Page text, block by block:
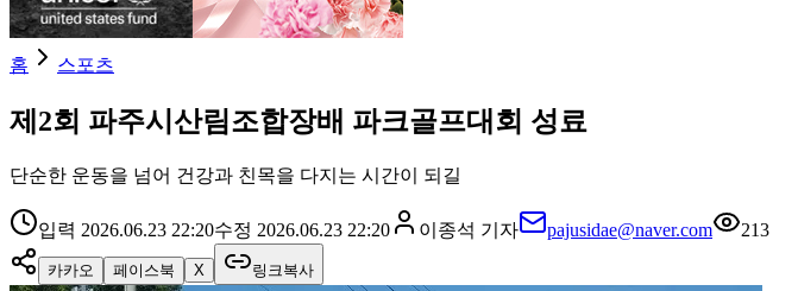
홈 스포츠
제2회 파주시산림조합장배 파크골프대회 성료
단순한 운동을 넘어 건강과 친목을 다지는 시간이 되길
입력 2026.06.23 22:20수정 2026.06.23 22:20 이종석 기자 pajusidae@naver.com 213
카카오 페이스북 X 링크복사